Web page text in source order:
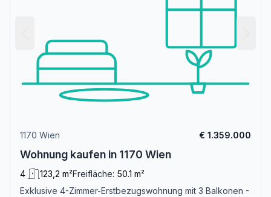
1170 Wien € 1.359.000
Wohnung kaufen in 1170 Wien
4 123,2 m²Freifläche: 50.1 m²
Exklusive 4-Zimmer-Erstbezugswohnung mit 3 Balkonen -